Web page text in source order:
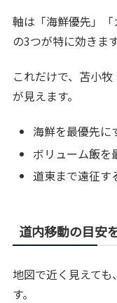
軸は「海鮮優先」「
の3つが特に効きます
これだけで、苫小
が見えます。
海鮮を最優先に
ボリューム飯を
道東まで遠征す
道内移動の目安
地図で近く見えて
す。